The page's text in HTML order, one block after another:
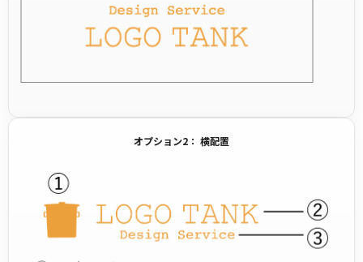
オプション2： 横配置